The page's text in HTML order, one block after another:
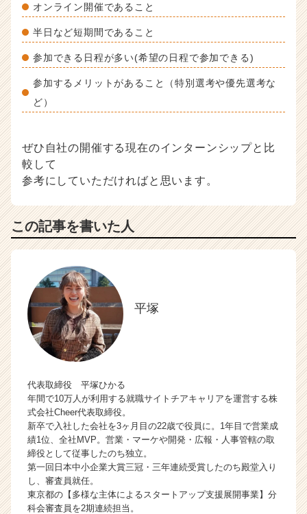
オンライン開催であること
半日など短期間であること
参加できる日程が多い(希望の日程で参加できる)
参加するメリットがあること（特別選考や優先選考な
ど）
ぜひ自社の開催する現在のインターンシップと比
較して
参考にしていただければと思います。
この記事を書いた人
平塚
代表取締役 平塚ひかる
年間で10万人が利用する就職サイトチアキャリアを運営する株
式会社Cheer代表取締役。
新卒で入社した会社を3ヶ月目の22歳で役員に。1年目で営業成
績1位、全社MVP。営業・マーケや開発・広報・人事管轄の取
締役として従事したのち独立。
第一回日本中小企業大賞三冠・三年連続受賞したのち殿堂入り
し、審査員就任。
東京都の【多様な主体によるスタートアップ支援展開事業】分
科会審査員を2期連続担当。